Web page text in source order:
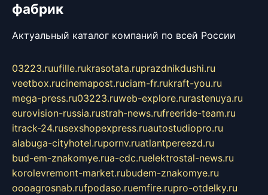
фабрик
Актуальный каталог компаний по всей России
03223.ruufille.rukrasotata.ruprazdnikdushi.ru
veetbox.rucinemapost.ruciam-fr.rukraft-you.ru
mega-press.ru03223.ruweb-explore.rurastenuya.ru
eurovision-russia.rustrah-news.rufreeride-team.ru
itrack-24.rusexshopexpress.ruautostudiopro.ru
alabuga-cityhotel.rupornv.ruatlantpereezd.ru
bud-em-znakomye.rua-cdc.ruelektrostal-news.ru
korolevremont-market.rubudem-znakomye.ru
oooagrosnab.rufpodaso.ruemfire.rupro-otdelky.ru